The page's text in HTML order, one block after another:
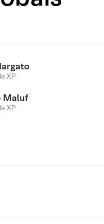
XP
Maluf
XP